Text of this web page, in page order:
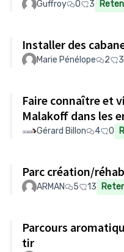
Guffroy 0 3
Installer des
Marie Pénélope 2 3
Faire connaître et
Malakoff dans les
Gérard Billon 4 0
Parc création/
ARMAN 5 13
Parcours
tir